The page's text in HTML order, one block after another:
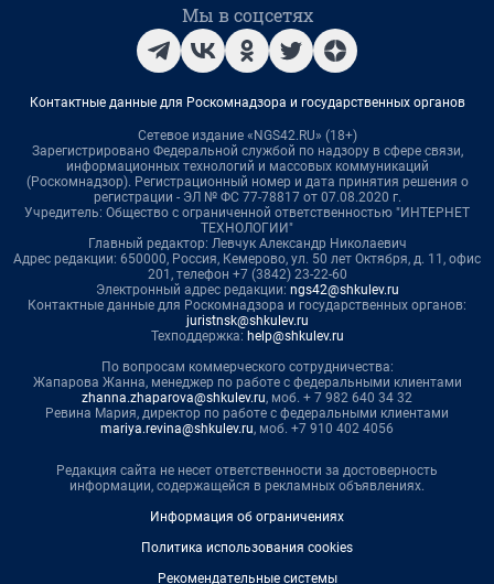
Мы в соцсетях
Контактные данные для Роскомнадзора и государственных органов
Сетевое издание «NGS42.RU» (18+)
Зарегистрировано Федеральной службой по надзору в сфере связи,
информационных технологий и массовых коммуникаций
(Роскомнадзор). Регистрационный номер и дата принятия решения о
регистрации - ЭЛ № ФС 77-78817 от 07.08.2020 г.
Учредитель: Общество с ограниченной ответственностью "ИНТЕРНЕТ
ТЕХНОЛОГИИ"
Главный редактор: Левчук Александр Николаевич
Адрес редакции: 650000, Россия, Кемерово, ул. 50 лет Октября, д. 11, офис
201, телефон +7 (3842) 23-22-60
Электронный адрес редакции: ngs42@shkulev.ru
Контактные данные для Роскомнадзора и государственных органов:
juristnsk@shkulev.ru
Техподдержка: help@shkulev.ru
По вопросам коммерческого сотрудничества:
Жапарова Жанна, менеджер по работе с федеральными клиентами
zhanna.zhaparova@shkulev.ru, моб. + 7 982 640 34 32
Ревина Мария, директор по работе с федеральными клиентами
mariya.revina@shkulev.ru, моб. +7 910 402 4056
Редакция сайта не несет ответственности за достоверность
информации, содержащейся в рекламных объявлениях.
Информация об ограничениях
Политика использования cookies
Рекомендательные системы